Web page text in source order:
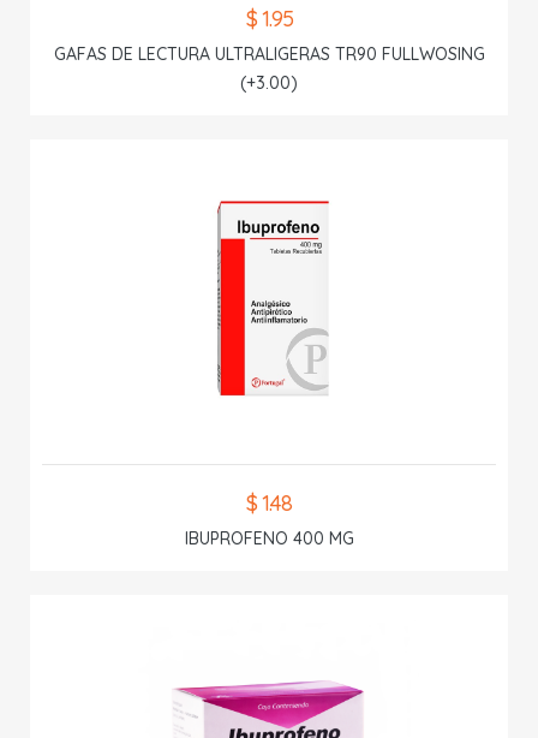
$ 1.95
GAFAS DE LECTURA ULTRALIGERAS TR90 FULLWOSING
(+3.00)
$ 1.48
IBUPROFENO 400 MG